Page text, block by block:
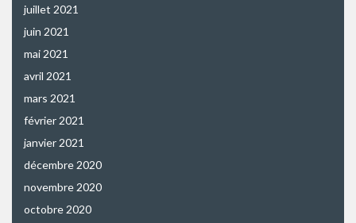
juillet 2021
juin 2021
mai 2021
avril 2021
mars 2021
février 2021
janvier 2021
décembre 2020
novembre 2020
octobre 2020